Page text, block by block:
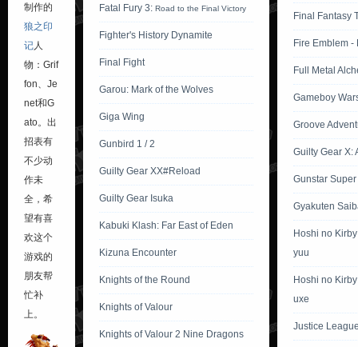
制作的
狼之印
记人
物：Grif
fon、Je
net和G
ato。出
招表有
不少动
作未
全，希
望有喜
欢这个
游戏的
朋友帮
忙补
上。
Fatal Fury 3: Road to the Final Victory
Fighter's History Dynamite
Final Fight
Garou: Mark of the Wolves
Giga Wing
Gunbird 1 / 2
Guilty Gear XX#Reload
Guilty Gear Isuka
Kabuki Klash: Far East of Eden
Kizuna Encounter
Knights of the Round
Knights of Valour
Knights of Valour 2 Nine Dragons
Final Fantasy
Fire Emblem -
Full Metal
Gameboy
Groove
Guilty Gear X:
Gunstar
Gyakuten
Hoshi no
yuu
Hoshi no
uxe
Justice